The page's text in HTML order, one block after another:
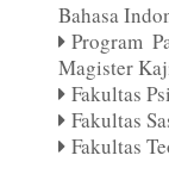
Bahasa
Program
Magister
Fakultas
Fakultas
Fakultas